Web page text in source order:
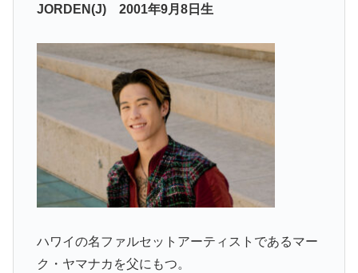
JORDEN(J) 2001年9月8日生
ハワイの名ファルセットアーティストであるマー
ク・ヤマナカを父にもつ。